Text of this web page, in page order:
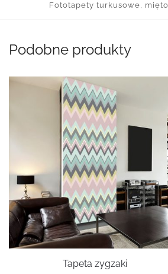
Fototapety turkusowe,
Podobne produkty
Tapeta zygzaki